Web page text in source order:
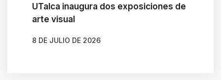
UTalca inaugura dos exposiciones de
arte visual
8 DE JULIO DE 2026